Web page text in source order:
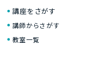
講座をさがす
講師からさがす
教室一覧